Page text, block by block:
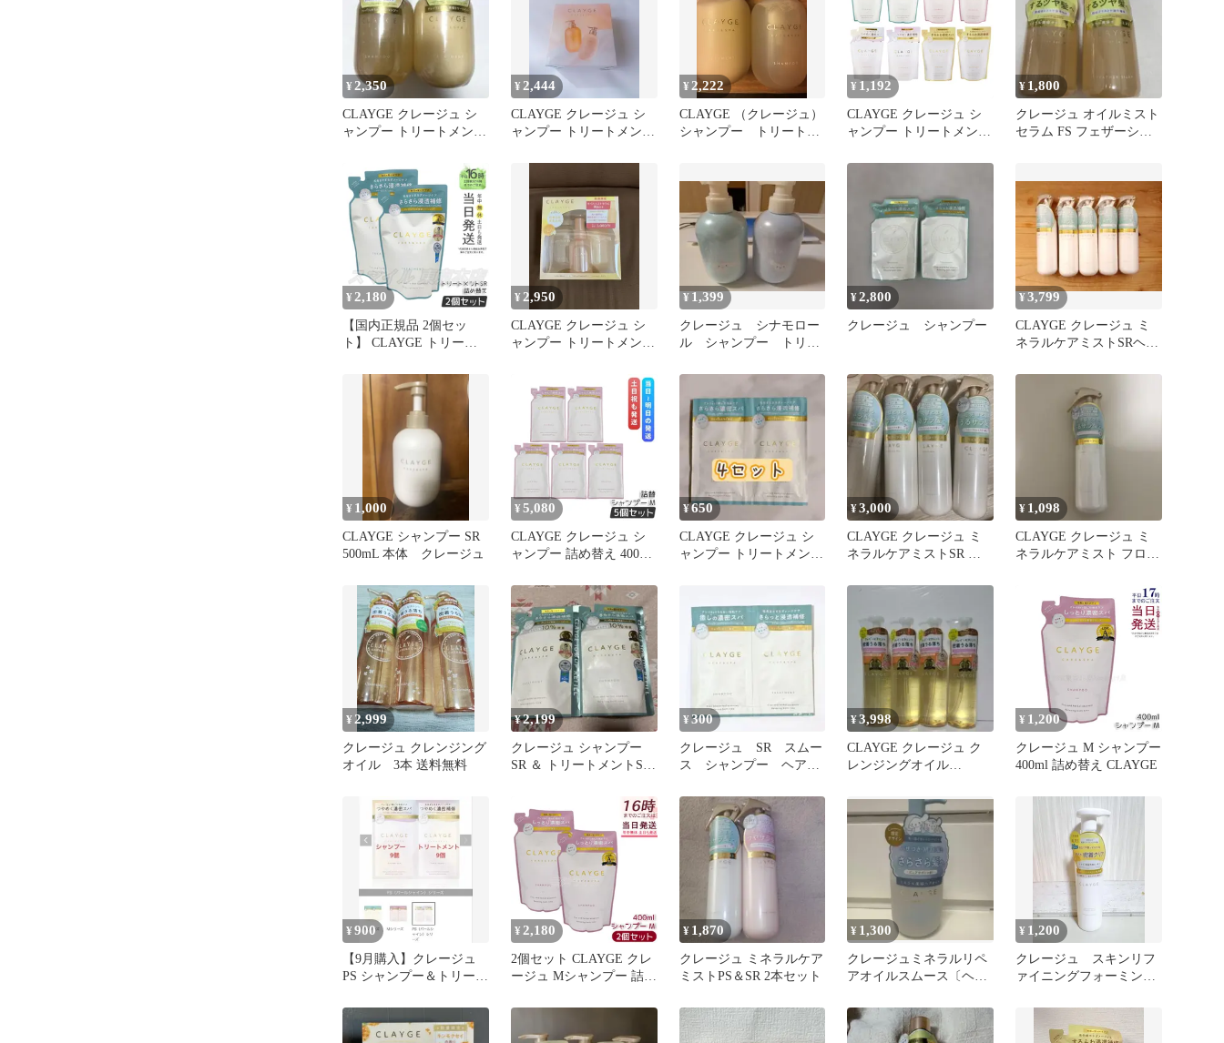
¥2,350
CLAYGE クレージュ シ
ャンプー トリートメント
¥ 2,444
CLAYGE クレージュ シ
ャンプー トリートメント
¥ 2,222
CLAYGE （クレージュ）
シャンプー トリートメ
¥ 1,192
CLAYGE クレージュ シ
ャンプー トリートメント
詰め替え用 400ml レフィ
コポス]
¥ 1,800
クレージュ オイルミスト
セラム FS フェザーシル
¥ 2,180
【国内正規品 2個セッ
ト】 CLAYGE トリート
クレージュ
¥ 2,950
CLAYGE クレージュ シ
ャンプー トリートメント
¥ 1,399
クレージュ シナモロー
ル シャンプー トリー
パウチ１個付き
¥2,800
クレージュ シャンプー
¥3,799
CLAYGE クレージュ ミ
ネラルケアミストSRヘア
¥ 1,000
CLAYGE シャンプー SR
500mL 本体 クレージュ
¥5,080
CLAYGE クレージュ シ
ャンプー 詰め替え 400ml
ケア しっとり潤う ヘア
ケア clayge Shampoo M-
series ヘアスタイリング
ヘアケア
¥650
CLAYGE クレージュ シ
ャンプー トリートメント
¥3,000
CLAYGE クレージュ ミ
ネラルケアミストSR ヘ
¥ 1,098
CLAYGE クレージュ ミ
ネラルケアミスト フロー
¥ 2,999
クレージュ クレンジング
オイル 3本 送料無料
¥2,199
クレージュ シャンプー
SR ＆ トリートメントSR
¥300
クレージュ SR スムー
ス シャンプー ヘアト
ト さらっと
¥3,998
CLAYGE クレージュ ク
レンジングオイル
¥ 1,200
クレージュ M シャンプー
400ml 詰め替え CLAYGE
¥900
【9月購入】クレージュ
PS シャンプー＆トリート
¥ 2,180
2個セット CLAYGE クレ
ージュ Mシャンプー 詰替
タイリング レフィル
¥ 1,870
クレージュ ミネラルケア
ミストPS＆SR 2本セット
¥ 1,300
クレージュミネラルリペ
アオイルスムース〔ヘア
¥ 1,200
クレージュ スキンリフ
ァイニングフォーミング